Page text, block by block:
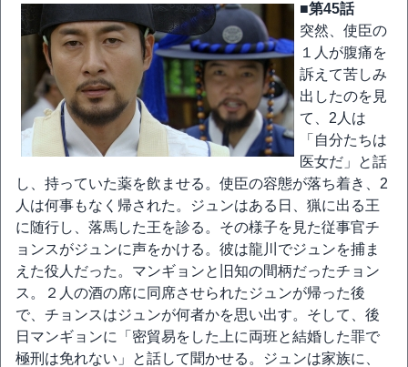
■第45話
突然、使臣の
１人が腹痛を
訴えて苦しみ
出したのを見
て、2人は
「自分たちは
医女だ」と話
し、持っていた薬を飲ませる。使臣の容態が落ち着き、2
人は何事もなく帰された。ジュンはある日、猟に出る王
に随行し、落馬した王を診る。その様子を見た従事官チ
ョンスがジュンに声をかける。彼は龍川でジュンを捕ま
えた役人だった。マンギョンと旧知の間柄だったチョン
ス。２人の酒の席に同席させられたジュンが帰った後
で、チョンスはジュンが何者かを思い出す。そして、後
日マンギョンに「密貿易をした上に両班と結婚した罪で
極刑は免れない」と話して聞かせる。ジュンは家族に、